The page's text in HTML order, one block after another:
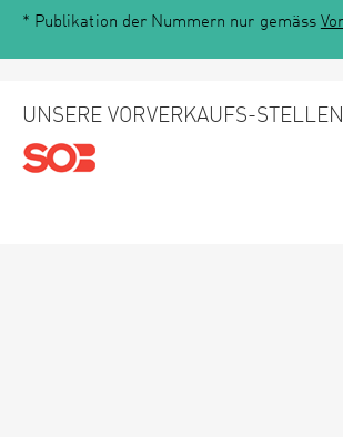
* Publikation der Nummern nur gemäss
UNSERE VORVERKAUFS-STELLEN